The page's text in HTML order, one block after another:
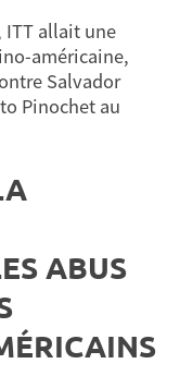
ITT allait une
américaine,
Salvador
Pinochet au
ABUS